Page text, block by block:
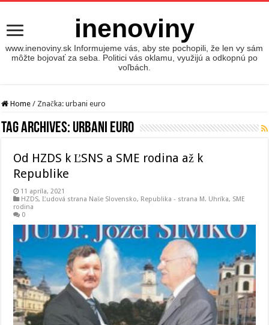
inenoviny
www.inenoviny.sk Informujeme vás, aby ste pochopili, že len vy sám
môžte bojovať za seba. Politici vás oklamu, využijú a odkopnú po
voľbách.
Home / Značka:urbani euro
Tag Archives: urbani euro
Od HZDS k ĽSNS a SME rodina až k
Republike
11 apríla, 2021
HZDS,Ľudová strana Naše Slovensko, Republika - strana M. Uhríka, SME
rodina
0